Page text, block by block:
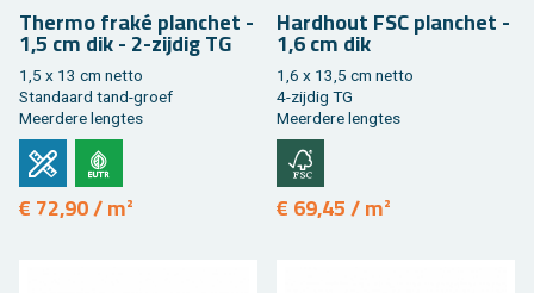
Ther­mo fraké plan­chet -
1,5 cm dik - 2-zij­dig TG
1,5 x 13 cm netto
Stan­daard tand-groef
Meer­de­re leng­tes
€ 72,90 / m²
Hard­hout FSC plan­chet -
1,6 cm dik
1,6 x 13,5 cm netto
4-zij­dig TG
Meer­de­re leng­tes
€ 69,45 / m²